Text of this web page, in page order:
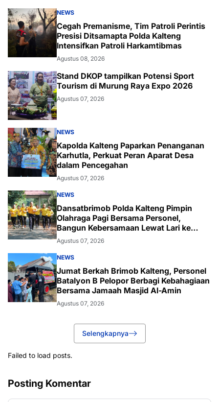
NEWS
Cegah Premanisme, Tim Patroli Perintis
Presisi Ditsamapta Polda Kalteng
Intensifkan Patroli Harkamtibmas
Agustus 08, 2026
Stand DKOP tampilkan Potensi Sport
Tourism di Murung Raya Expo 2026
Agustus 07, 2026
NEWS
Kapolda Kalteng Paparkan Penanganan
Karhutla, Perkuat Peran Aparat Desa
dalam Pencegahan
Agustus 07, 2026
NEWS
Dansatbrimob Polda Kalteng Pimpin
Olahraga Pagi Bersama Personel,
Bangun Kebersamaan Lewat Lari ke
Bukit Baranahu
Agustus 07, 2026
NEWS
Jumat Berkah Brimob Kalteng, Personel
Batalyon B Pelopor Berbagi Kebahagiaan
Bersama Jamaah Masjid Al-Amin
Agustus 07, 2026
Selengkapnya
Failed to load posts.
Posting Komentar